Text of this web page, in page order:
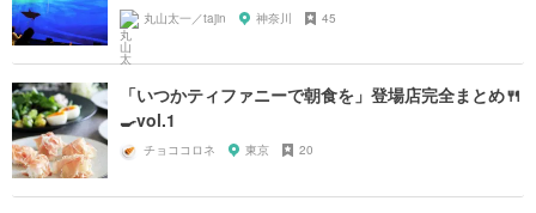
丸山太一／tajin 神奈川 45
「いつかティファニーで朝食を」登場店完全まとめ🍴
🍳vol.1
チョココロネ 東京 20